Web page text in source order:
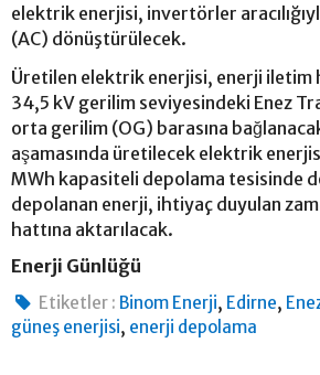
elektrik enerjisi, invertörler
(AC) dönüştürülecek.
Üretilen elektrik enerjisi, enerji iletim
34,5 kV gerilim seviyesindeki Enez
orta gerilim (OG) barasına
aşamasında üretilecek elektrik
MWh kapasiteli depolama tesisinde
depolanan enerji, ihtiyaç duyulan
hattına aktarılacak.
Enerji Günlüğü
Etiketler : Binom Enerji, Edirne,
güneş enerjisi, enerji depolama